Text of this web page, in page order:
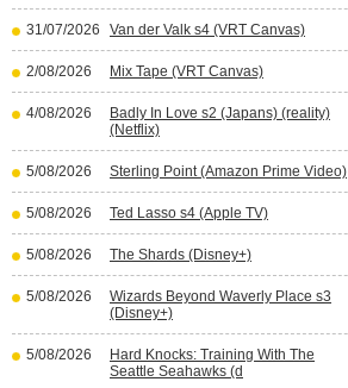
31/07/2026 Van der Valk s4 (VRT Canvas)
2/08/2026 Mix Tape (VRT Canvas)
4/08/2026
Badly In Love s2 (Japans) (reality)
(Netflix)
5/08/2026 Sterling Point (Amazon Prime Video)
5/08/2026 Ted Lasso s4 (Apple TV)
5/08/2026 The Shards (Disney+)
5/08/2026
Wizards Beyond Waverly Place s3
(Disney+)
5/08/2026
Hard Knocks: Training With The
Seattle Seahawks (d